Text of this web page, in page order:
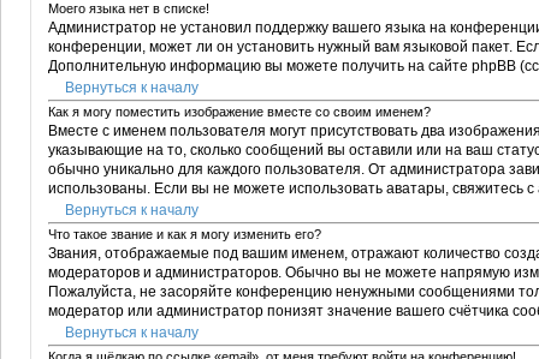
Моего языка нет в списке!
Администратор не установил поддержку вашего языка на
конференции, может ли он установить нужный вам языковой пакет.
Дополнительную информацию вы можете получить на сайте phpBB
Вернуться к началу
Как я могу поместить изображение вместе со своим именем?
Вместе с именем пользователя могут присутствовать два
указывающие на то, сколько сообщений вы оставили или на ваш
обычно уникально для каждого пользователя. От администратора
использованы. Если вы не можете использовать аватары,
Вернуться к началу
Что такое звание и как я могу изменить его?
Звания, отображаемые под вашим именем, отражают количество
модераторов и администраторов. Обычно вы не можете напрямую
Пожалуйста, не засоряйте конференцию ненужными сообщениями
модератор или администратор понизят значение вашего счётчика
Вернуться к началу